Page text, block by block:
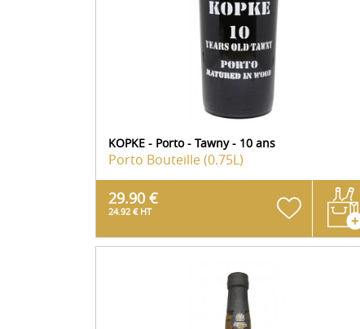
KOPKE - Porto - Tawny - 10 ans
Porto Bouteille (0.75L)
29.90 €
24.92 € HT